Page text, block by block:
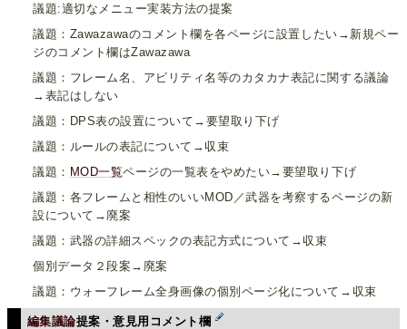
議題:適切なメニュー実装方法の提案
議題：Zawazawaのコメント欄を各ページに設置したい→新規ペー
ジのコメント欄はZawazawa
議題：フレーム名、アビリティ名等のカタカナ表記に関する議論
→表記はしない
議題：DPS表の設置について→要望取り下げ
議題：ルールの表記について→収束
議題： MOD一覧ページの一覧表をやめたい→要望取り下げ
議題：各フレームと相性のいいMOD／武器を考察するページの新
設について→廃案
議題：武器の詳細スペックの表記方式について→収束
個別データ２段案→廃案
議題：ウォーフレーム全身画像の個別ページ化について→収束
編集議論提案・意見用コメント欄